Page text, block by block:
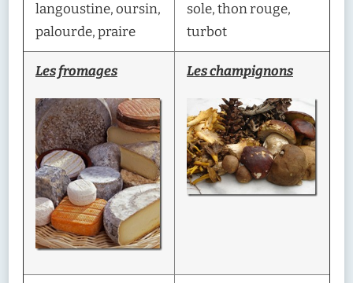
langoustine, oursin,
palourde, praire
sole, thon rouge,
turbot
Les fromages Les champignons